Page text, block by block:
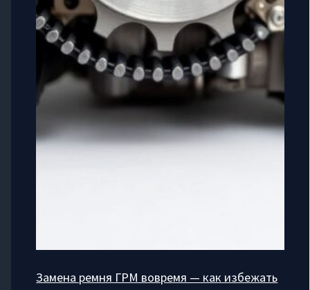
Замена ремня ГРМ вовремя — как избежать